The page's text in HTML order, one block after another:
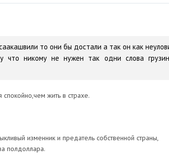
то они бы достали а так он как
что никому не нужен так одни слова
жить в страхе.
изменник и предатель собственной страны,
полдоллара.